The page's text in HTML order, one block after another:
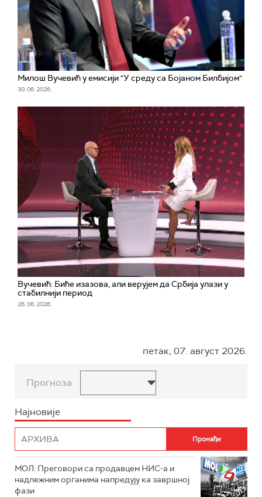
Милош Вучевић у емисији "У среду са Бојаном Билбијом"
30. 06. 2026.
Вучевић: Биће изазова, али верујем да Србија улази у
стабилнији период
26. 06. 2026.
петак, 07. август 2026.
Прогноза
Најновије
МОЛ: Преговори са продавцем НИС-а и
надлежним органима напредују ка завршној
фази